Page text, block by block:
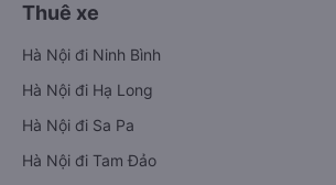
Thuê xe
Hà Nội đi Ninh Bình
Hà Nội đi Hạ Long
Hà Nội đi Sa Pa
Hà Nội đi Tam Đảo